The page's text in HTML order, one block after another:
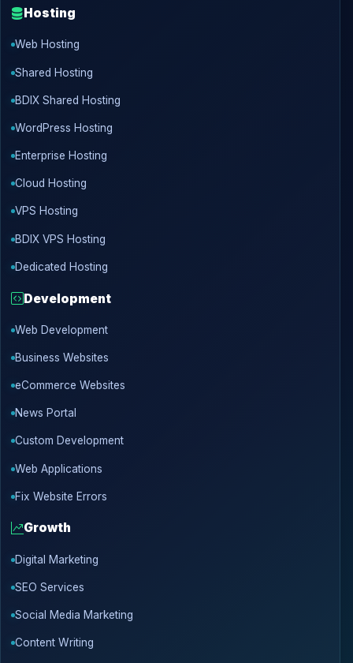
Hosting
Web Hosting
Shared Hosting
BDIX Shared Hosting
WordPress Hosting
Enterprise Hosting
Cloud Hosting
VPS Hosting
BDIX VPS Hosting
Dedicated Hosting
Development
Web Development
Business Websites
eCommerce Websites
News Portal
Custom Development
Web Applications
Fix Website Errors
Growth
Digital Marketing
SEO Services
Social Media Marketing
Content Writing